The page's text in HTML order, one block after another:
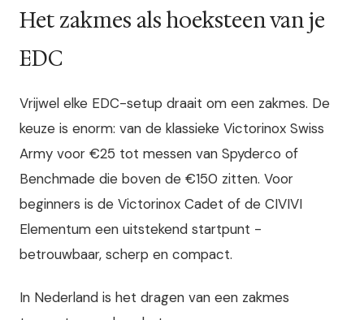
Het zakmes als hoeksteen van je
EDC
Vrijwel elke EDC-setup draait om een zakmes. De
keuze is enorm: van de klassieke Victorinox Swiss
Army voor €25 tot messen van Spyderco of
Benchmade die boven de €150 zitten. Voor
beginners is de Victorinox Cadet of de CIVIVI
Elementum een uitstekend startpunt -
betrouwbaar, scherp en compact.
In Nederland is het dragen van een zakmes